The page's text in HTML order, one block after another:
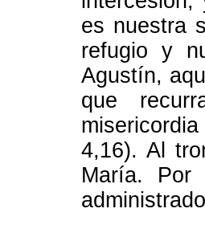
es nuestra
refugio y
Agustín,
que
4,16). Al
María. Por